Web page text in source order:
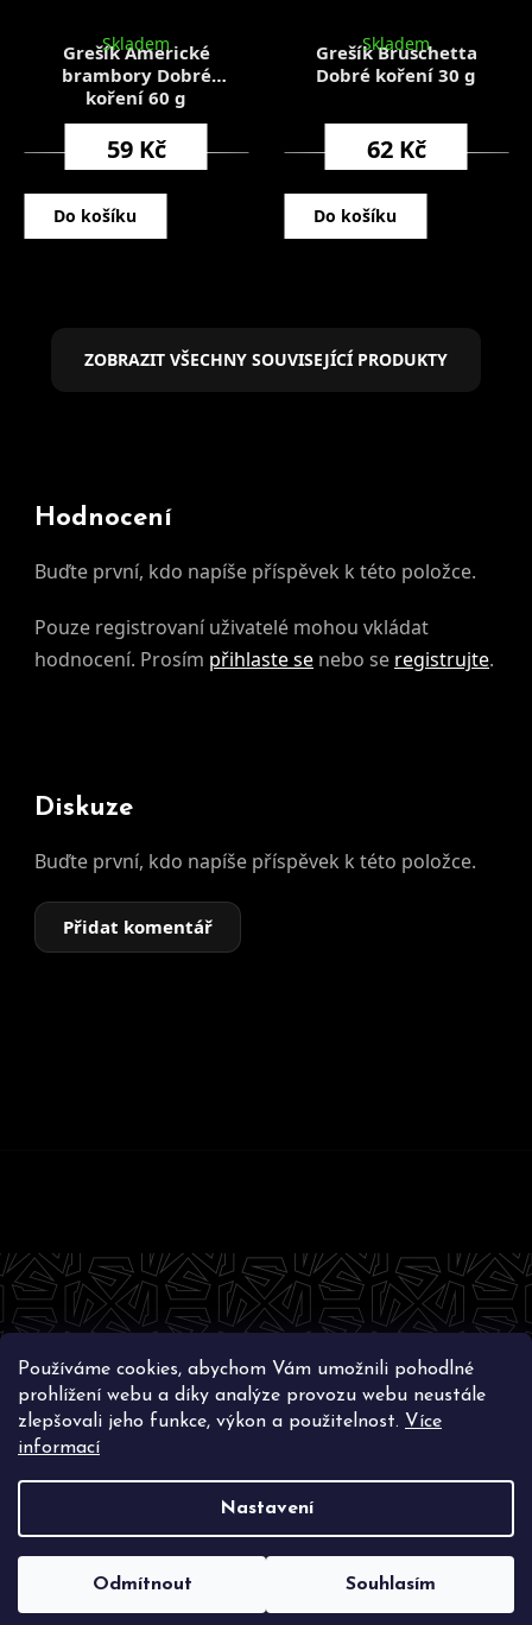
Používáme cookies, abychom Vám umožnili pohodlné
prohlížení webu a díky analýze provozu webu neustále
zlepšovali jeho funkce, výkon a použitelnost. Více
informací
Nastavení
Odmítnout Souhlasím
Grešík Americké
brambory Dobré
koření 60 g
Skladem
59 Kč
Do košíku
Grešík Bruschetta
Dobré koření 30 g
Skladem
62 Kč
Do košíku
ZOBRAZIT VŠECHNY SOUVISEJÍCÍ PRODUKTY
Hodnocení
Buďte první, kdo napíše příspěvek k této položce.
Pouze registrovaní uživatelé mohou vkládat
hodnocení. Prosím přihlaste se nebo se registrujte.
Diskuze
Buďte první, kdo napíše příspěvek k této položce.
Přidat komentář
p
a
t
Instagram
Vytvořil Shoptet
Copyright 2026SWAGLIFT.COM. Všechna práva
vyhrazena.
Upravit nastavení cookies